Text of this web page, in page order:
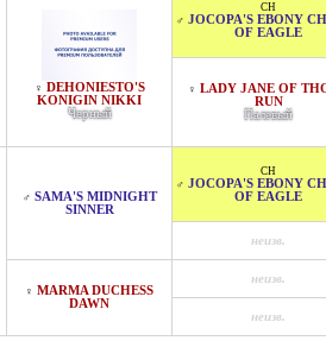
♀ DEHONIESTO'S
KONIGIN NIKKI
Черный
CH
♂ JOCOPA'S EBONY
OF EAGLE
♀ LADY JANE OF
RUN
Палевый
♂ SAMA'S MIDNIGHT
SINNER
CH
♂ JOCOPA'S EBONY
OF EAGLE
неизв.
♀ MARMA DUCHESS
DAWN
неизв.
неизв.